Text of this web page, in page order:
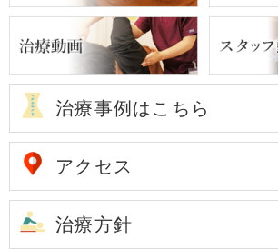
治療事例はこちら
アクセス
治療方針